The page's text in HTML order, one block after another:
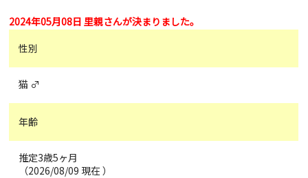
2024年05月08日 里親さんが決まりました。
性別
猫 ♂
年齢
推定3歳5ヶ月
（2026/08/09 現在 ）